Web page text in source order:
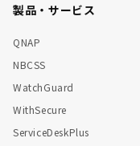
製品・サービス
QNAP
NBCSS
WatchGuard
WithSecure
ServiceDeskPlus